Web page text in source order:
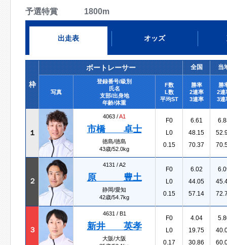
予選特賞 1800m
出走表 オッズ
枠
ボートレーサー 全国 当
写真
登録番号/級別
氏名
支部/出身地
年齢/体重
F数
L数
平均ST
勝率
2連率
3連率
勝
2連
3連
１
4063 /A1
市橋 卓士
徳島/徳島
43歳/52.0kg
F0
L0
0.15
6.61
48.15
70.37
２
4131 /A2
原 豊土
静岡/愛知
42歳/54.7kg
F0
L0
0.15
6.02
44.05
57.14
３
4631 / B1
新井 英孝
大阪/大阪
F0
L0
0.17
4.04
19.75
30.86